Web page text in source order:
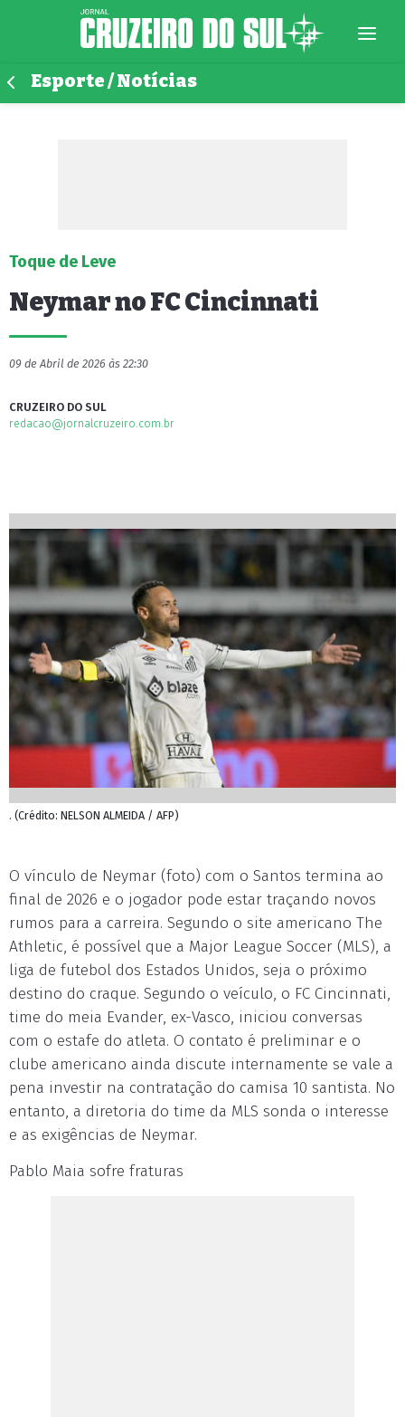
Esporte / Notícias
Toque de Leve
Neymar no FC Cincinnati
09 de Abril de 2026 às 22:30
CRUZEIRO DO SUL
redacao@jornalcruzeiro.com.br
. (Crédito: NELSON ALMEIDA / AFP)
O vínculo de Neymar (foto) com o Santos termina ao
final de 2026 e o jogador pode estar traçando novos
rumos para a carreira. Segundo o site americano The
Athletic, é possível que a Major League Soccer (MLS), a
liga de futebol dos Estados Unidos, seja o próximo
destino do craque. Segundo o veículo, o FC Cincinnati,
time do meia Evander, ex-Vasco, iniciou conversas
com o estafe do atleta. O contato é preliminar e o
clube americano ainda discute internamente se vale a
pena investir na contratação do camisa 10 santista. No
entanto, a diretoria do time da MLS sonda o interesse
e as exigências de Neymar.
Pablo Maia sofre fraturas